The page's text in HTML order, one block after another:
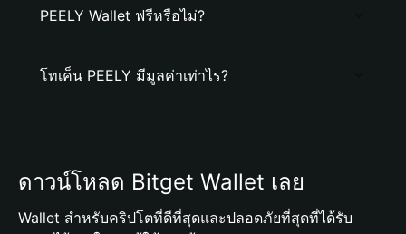
PEELY Wallet ฟรีหรือไม่?
โทเค็น PEELY มีมูลค่าเท่าไร?
ดาวน์โหลด Bitget Wallet เลย
Wallet สำหรับคริปโตที่ดีที่สุดและปลอดภัยที่สุดที่ได้รับ